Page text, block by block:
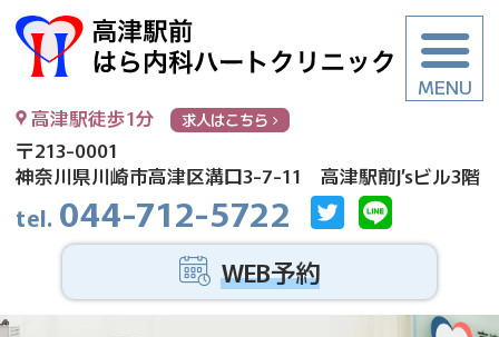
高津駅徒歩1分 求人はこちら
〒213-0001
神奈川県川崎市高津区溝口3-7-11 高津駅前J’sビル3階
044-712-5722
WEB予約